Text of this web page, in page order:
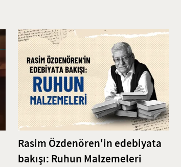
Rasim Özdenören'in edebiyata
bakışı: Ruhun Malzemeleri